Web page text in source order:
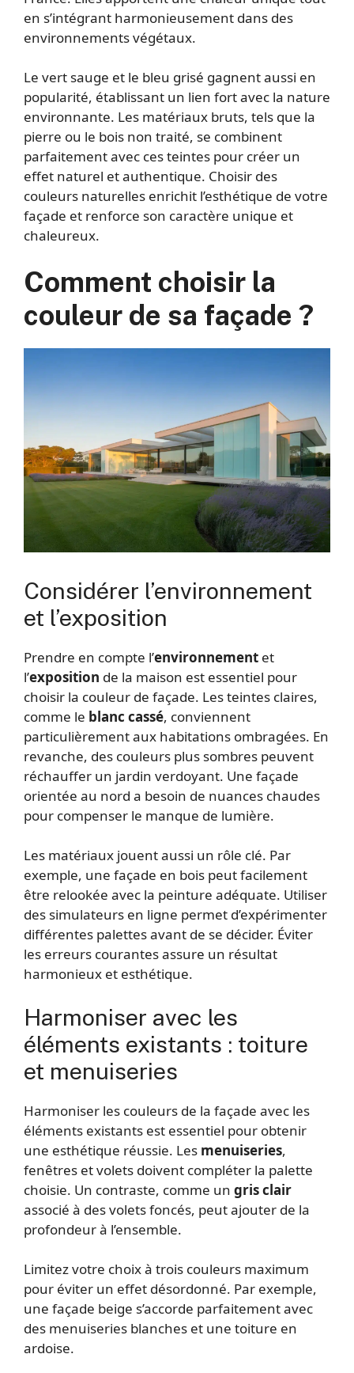
en s’intégrant harmonieusement dans des
environnements végétaux.
Le vert sauge et le bleu grisé gagnent aussi en
popularité, établissant un lien fort avec la nature
environnante. Les matériaux bruts, tels que la
pierre ou le bois non traité, se combinent
parfaitement avec ces teintes pour créer un
effet naturel et authentique. Choisir des
couleurs naturelles enrichit l’esthétique de votre
façade et renforce son caractère unique et
chaleureux.
Comment choisir la
couleur de sa façade ?
Considérer l’environnement
et l’exposition
Prendre en compte l’environnement et
l’exposition de la maison est essentiel pour
choisir la couleur de façade. Les teintes claires,
comme le blanc cassé, conviennent
particulièrement aux habitations ombragées. En
revanche, des couleurs plus sombres peuvent
réchauffer un jardin verdoyant. Une façade
orientée au nord a besoin de nuances chaudes
pour compenser le manque de lumière.
Les matériaux jouent aussi un rôle clé. Par
exemple, une façade en bois peut facilement
être relookée avec la peinture adéquate. Utiliser
des simulateurs en ligne permet d’expérimenter
différentes palettes avant de se décider. Éviter
les erreurs courantes assure un résultat
harmonieux et esthétique.
Harmoniser avec les
éléments existants : toiture
et menuiseries
Harmoniser les couleurs de la façade avec les
éléments existants est essentiel pour obtenir
une esthétique réussie. Les menuiseries,
fenêtres et volets doivent compléter la palette
choisie. Un contraste, comme un gris clair
associé à des volets foncés, peut ajouter de la
profondeur à l’ensemble.
Limitez votre choix à trois couleurs maximum
pour éviter un effet désordonné. Par exemple,
une façade beige s’accorde parfaitement avec
des menuiseries blanches et une toiture en
ardoise.